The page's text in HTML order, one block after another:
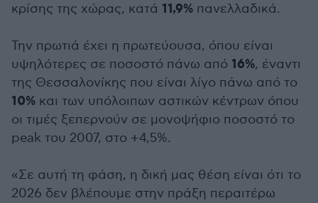
κρίσης της χώρας, κατά 11,9% πανελλαδικά.
Την πρωτιά έχει η πρωτεύουσα, όπου είναι
υψηλότερες σε ποσοστό πάνω από 16%, έναντι
της Θεσσαλονίκης που είναι λίγο πάνω από το
10% και των υπόλοιπων αστικών κέντρων όπου
οι τιμές ξεπερνούν σε μονοψήφιο ποσοστό το
peak του 2007, στο +4,5%.
«Σε αυτή τη φάση, η δική μας θέση είναι ότι το
2026 δεν βλέπουμε στην πράξη περαιτέρω